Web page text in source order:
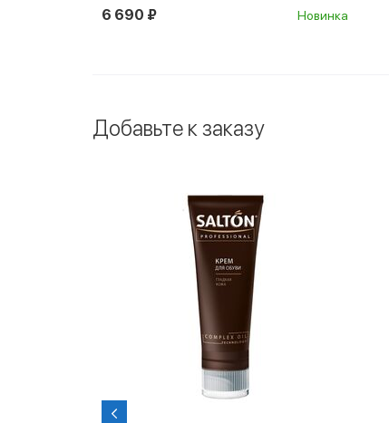
6 690 ₽
Новинка
Добавьте к заказу